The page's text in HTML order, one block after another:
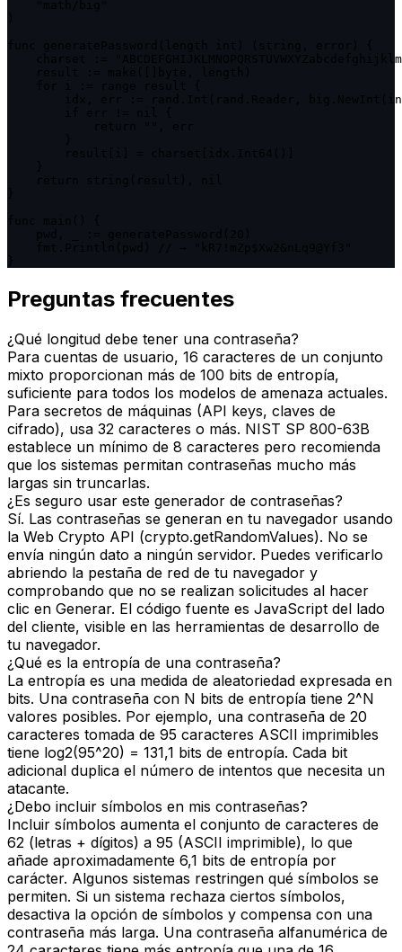
charset :=
idx, err := rand.Int(rand.Reader,
Preguntas frecuentes
¿Qué longitud debe tener una contraseña?
Para cuentas de usuario, 16 caracteres de un conjunto
mixto proporcionan más de 100 bits de entropía,
suficiente para todos los modelos de amenaza actuales.
Para secretos de máquinas (API keys, claves de
cifrado), usa 32 caracteres o más. NIST SP 800-63B
establece un mínimo de 8 caracteres pero recomienda
que los sistemas permitan contraseñas mucho más
largas sin truncarlas.
¿Es seguro usar este generador de contraseñas?
Sí. Las contraseñas se generan en tu navegador usando
la Web Crypto API (crypto.getRandomValues). No se
envía ningún dato a ningún servidor. Puedes verificarlo
abriendo la pestaña de red de tu navegador y
comprobando que no se realizan solicitudes al hacer
clic en Generar. El código fuente es JavaScript del lado
del cliente, visible en las herramientas de desarrollo de
tu navegador.
¿Qué es la entropía de una contraseña?
La entropía es una medida de aleatoriedad expresada en
bits. Una contraseña con N bits de entropía tiene 2^N
valores posibles. Por ejemplo, una contraseña de 20
caracteres tomada de 95 caracteres ASCII imprimibles
tiene log2(95^20) = 131,1 bits de entropía. Cada bit
adicional duplica el número de intentos que necesita un
atacante.
¿Debo incluir símbolos en mis contraseñas?
Incluir símbolos aumenta el conjunto de caracteres de
62 (letras + dígitos) a 95 (ASCII imprimible), lo que
añade aproximadamente 6,1 bits de entropía por
carácter. Algunos sistemas restringen qué símbolos se
permiten. Si un sistema rechaza ciertos símbolos,
desactiva la opción de símbolos y compensa con una
contraseña más larga. Una contraseña alfanumérica de